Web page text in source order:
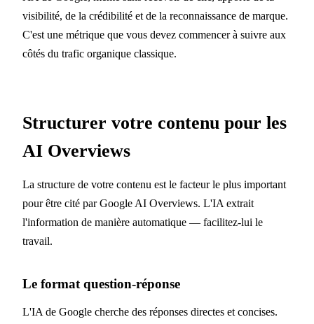
visibilité, de la crédibilité et de la reconnaissance de marque.
C'est une métrique que vous devez commencer à suivre aux
côtés du trafic organique classique.
Structurer votre contenu pour les
AI Overviews
La structure de votre contenu est le facteur le plus important
pour être cité par Google AI Overviews. L'IA extrait
l'information de manière automatique — facilitez-lui le
travail.
Le format question-réponse
L'IA de Google cherche des réponses directes et concises.